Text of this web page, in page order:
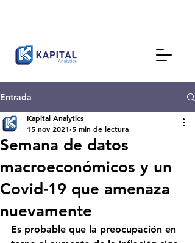
Entrada
Semana de datos
macroeconómicos y un
Covid-19 que amenaza
nuevamente
Kapital Analytics
15 nov 2021 5 min de lectura
Es probable que la preocupación en